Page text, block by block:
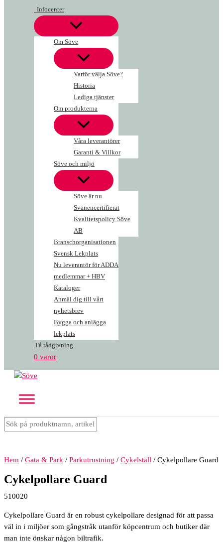
Infocenter
Om Söve
Varför välja Söve?
Historia
Lediga tjänster
Om produkterna
Våra leverantörer
Garanti & Villkor
Söve och miljö
Söve är nu
Svanencertifierat
Kvalitetspolicy Söve
AB
Branschorganisationen
Svensk Lekplats
Nu leverantör för ADDA
medlemmar + HBV
Kataloger
Anmäl dig till vårt
nyhetsbrev
Bygga och anlägga
lekplats
Få rådgivning
0 varor
Hem / Gata & Park / Parkutrustning / Cykelställ / Cykelpollare Guard
Cykelpollare Guard
510020
Cykelpollare Guard är en robust cykelpollare designad för att passa
väl in i miljöer som gångstråk utanför köpcentrum och butiker där
man inte önskar någon biltrafik.